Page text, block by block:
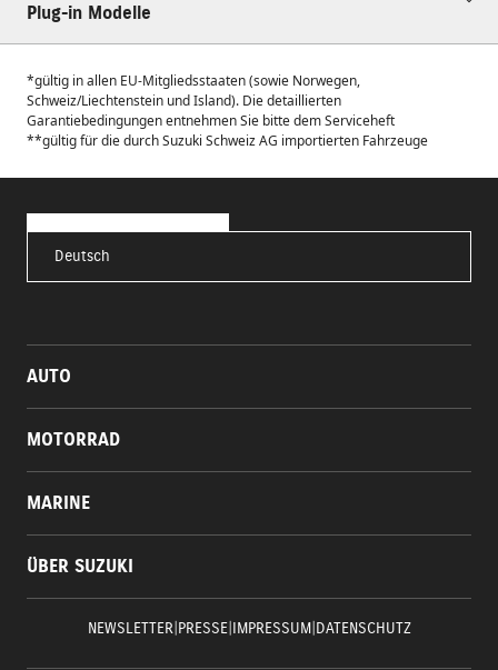
Plug-in Modelle
*gültig in allen EU-Mitgliedsstaaten (sowie Norwegen,
Schweiz/Liechtenstein und Island). Die detaillierten
Garantiebedingungen entnehmen Sie bitte dem Serviceheft
**gültig für die durch Suzuki Schweiz AG importierten Fahrzeuge
Deutsch
AUTO
MOTORRAD
MARINE
ÜBER SUZUKI
NEWSLETTER| PRESSE| IMPRESSUM| DATENSCHUTZ